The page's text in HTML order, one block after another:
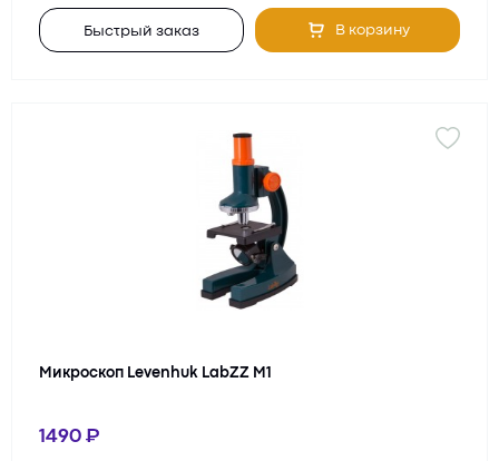
Быстрый заказ В корзину
Микроскоп Levenhuk LabZZ M1
1490